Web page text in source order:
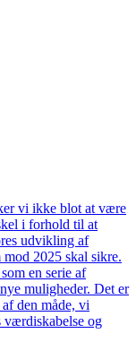
vi ikke blot at være
i forhold til at
udvikling af
2025 skal sikre.
en serie af
muligheder. Det er
den måde, vi
og